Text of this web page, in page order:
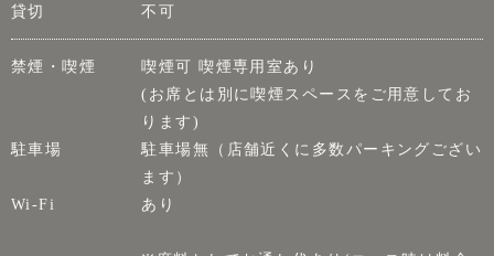
貸切
不可
禁煙・喫煙
喫煙可 喫煙専用室あり
(お席とは別に喫煙スペースをご用意してお
ります)
駐車場
駐車場無（店舗近くに多数パーキングござい
ます）
Wi-Fi
あり